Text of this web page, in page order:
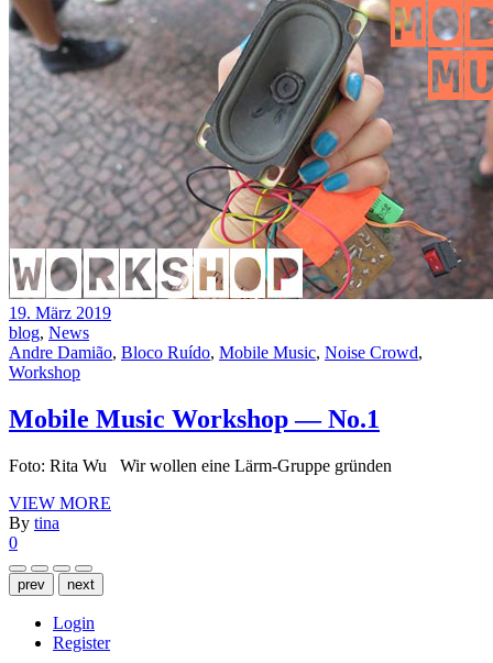
19. März 2019
blog, News
Andre Damião, Bloco Ruído, Mobile Music, Noise Crowd,
Workshop
Mobile Music Workshop — No.1
Foto: Rita Wu Wir wollen eine Lärm-Gruppe gründen
VIEW MORE
By tina
0
prev next
Login
Register